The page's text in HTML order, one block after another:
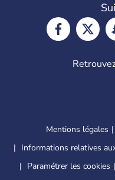
Mentions légales
Informations relatives
Paramétrer les cookies